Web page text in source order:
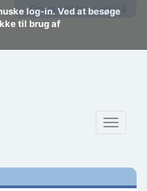
log-in. Ved at besøge
til brug af
Opret konto Log på
Toggle